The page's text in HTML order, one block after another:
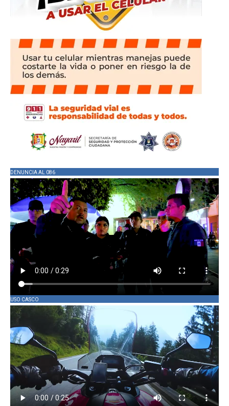
DENUNCIA AL 086
USO CASCO